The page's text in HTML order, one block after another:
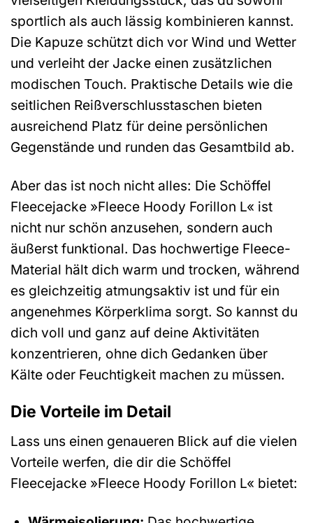
sportlich als auch lässig kombinieren kannst.
Die Kapuze schützt dich vor Wind und Wetter
und verleiht der Jacke einen zusätzlichen
modischen Touch. Praktische Details wie die
seitlichen Reißverschlusstaschen bieten
ausreichend Platz für deine persönlichen
Gegenstände und runden das Gesamtbild ab.
Aber das ist noch nicht alles: Die Schöffel
Fleecejacke »Fleece Hoody Forillon L« ist
nicht nur schön anzusehen, sondern auch
äußerst funktional. Das hochwertige Fleece-
Material hält dich warm und trocken, während
es gleichzeitig atmungsaktiv ist und für ein
angenehmes Körperklima sorgt. So kannst du
dich voll und ganz auf deine Aktivitäten
konzentrieren, ohne dich Gedanken über
Kälte oder Feuchtigkeit machen zu müssen.
Die Vorteile im Detail
Lass uns einen genaueren Blick auf die vielen
Vorteile werfen, die dir die Schöffel
Fleecejacke »Fleece Hoody Forillon L« bietet: